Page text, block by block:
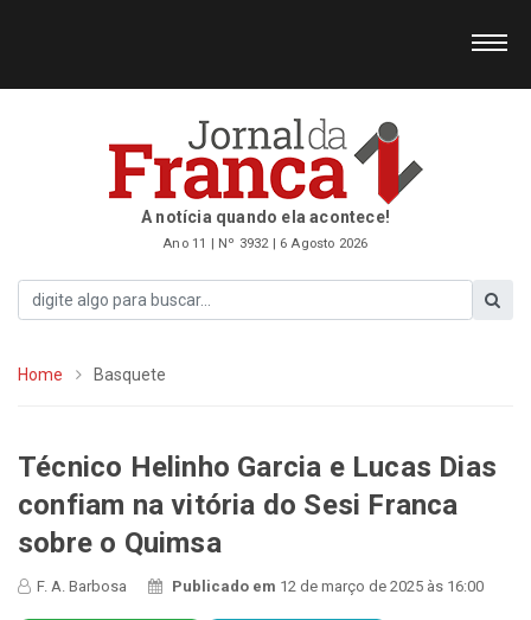
A notícia quando ela acontece!
Ano 11 | Nº 3932 | 6 Agosto 2026
Home Basquete
Técnico Helinho Garcia e Lucas Dias
confiam na vitória do Sesi Franca
sobre o Quimsa
F. A. Barbosa Publicado em 12 de março de 2025 às 16:00